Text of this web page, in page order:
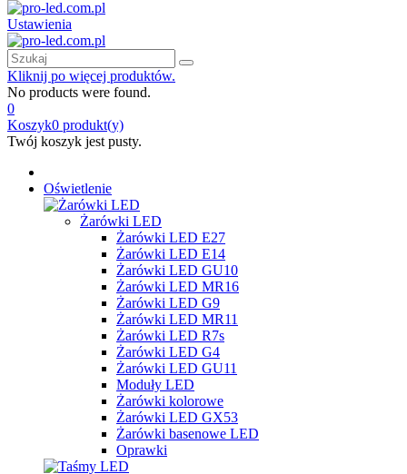
Ustawienia
Kliknij po więcej produktów.
No products were found.
0
Koszyk0 produkt(y)
Twój koszyk jest pusty.
Oświetlenie
Żarówki LED
Żarówki LED E27
Żarówki LED E14
Żarówki LED GU10
Żarówki LED MR16
Żarówki LED G9
Żarówki LED MR11
Żarówki LED R7s
Żarówki LED G4
Żarówki LED GU11
Moduły LED
Żarówki kolorowe
Żarówki LED GX53
Żarówki basenowe LED
Oprawki